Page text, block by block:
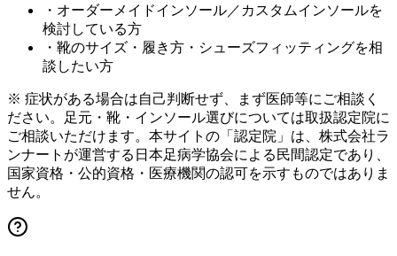
・オーダーメイドインソール／カスタムインソールを
検討している方
・靴のサイズ・履き方・シューズフィッティングを相
談したい方
※ 症状がある場合は自己判断せず、まず医師等にご相談く
ださい。足元・靴・インソール選びについては取扱認定院に
ご相談いただけます。本サイトの「認定院」は、株式会社ラ
ンナートが運営する日本足病学協会による民間認定であり、
国家資格・公的資格・医療機関の認可を示すものではありま
せん。